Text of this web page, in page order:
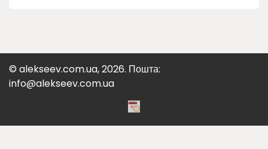
© alekseev.com.ua, 2026. Пошта:
info@alekseev.com.ua